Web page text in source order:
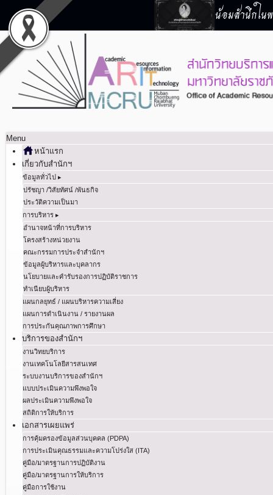
น้อมสำนึกใน
Menu
หน้าแรก
เกี่ยวกับสำนักฯ
ข้อมูลทั่วไป ▸
ปรัชญา /วิสัยทัศน์ /พันธกิจ
ประวัติความเป็นมา
การบริหาร ▸
อำนาจหน้าที่การบริหาร
โครงสร้างหน่วยงาน
คณะกรรมการประจำสำนักฯ
ข้อมูลผู้บริหารและบุคลากร
นโยบายและคำรับรองการปฏิบัติราชการ
ทำเนียบผู้บริหาร
แผนกลยุทธ์ / แผนบริหารความเสี่ยง
แผนการดำเนินงาน / รายงานผล
การประกันคุณภาพการศึกษา
บริการของสำนักฯ
งานวิทยบริการ
งานเทคโนโลยีสารสนเทศ
ระบบงานบริการของสำนักฯ
แบบประเมินความพึงพอใจ
ผลประเมินความพึงพอใจ
สถิติการให้บริการ
เอกสารเผยแพร่
การคุ้มครองข้อมูลส่วนบุคคล (PDPA)
การประเมินคุณธรรมและความโปร่งใส (ITA)
คู่มือ/มาตรฐานการปฏิบัติงาน
คู่มือ/มาตรฐานการให้บริการ
คู่มือการใช้งาน